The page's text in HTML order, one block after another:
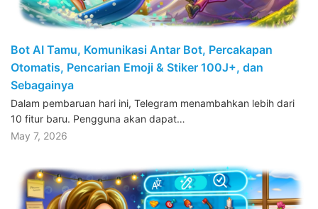
Bot AI Tamu, Komunikasi Antar Bot, Percakapan
Otomatis, Pencarian Emoji & Stiker 100J+, dan
Sebagainya
Dalam pembaruan hari ini, Telegram menambahkan lebih dari
10 fitur baru. Pengguna akan dapat…
May 7, 2026